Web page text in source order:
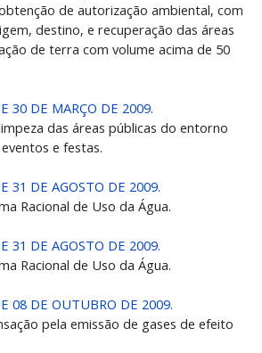
de autorização ambiental, com
destino, e recuperação das áreas
de terra com volume acima de 50
30 DE MARÇO DE 2009.
das áreas públicas do entorno
e festas.
31 DE AGOSTO DE 2009.
Racional de Uso da Água.
31 DE AGOSTO DE 2009.
Racional de Uso da Água.
08 DE OUTUBRO DE 2009.
pela emissão de gases de efeito